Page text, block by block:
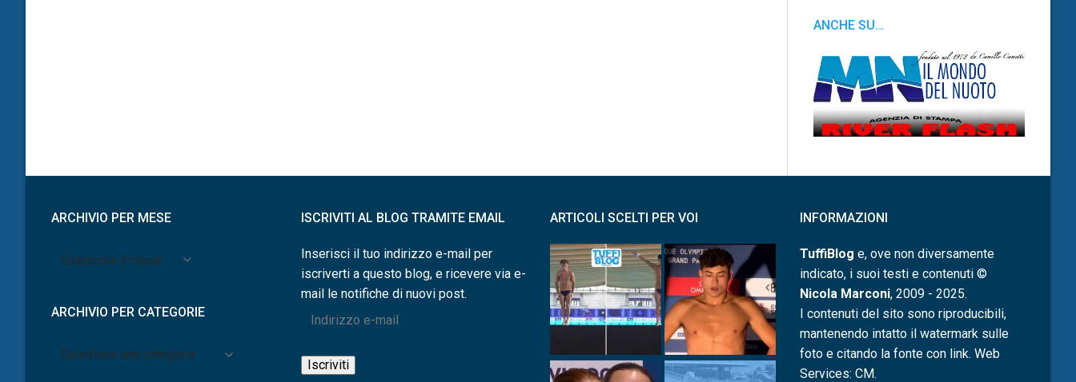
ANCHE SU…
ARCHIVIO PER MESE
Archivio
ARCHIVIO PER CATEGORIE
Archivio
ISCRIVITI AL BLOG TRAMITE EMAIL
Inserisci il tuo indirizzo e-mail per
iscriverti a questo blog, e ricevere via e-
mail le notifiche di nuovi post.
Indirizzo
mail
Iscriviti
ARTICOLI SCELTI PER VOI INFORMAZIONI
TuffiBlog e, ove non diversamente
indicato, i suoi testi e contenuti ©
Nicola Marconi, 2009 - 2025.
I contenuti del sito sono riproducibili,
mantenendo intatto il watermark sulle
foto e citando la fonte con link. Web
Services: CM.